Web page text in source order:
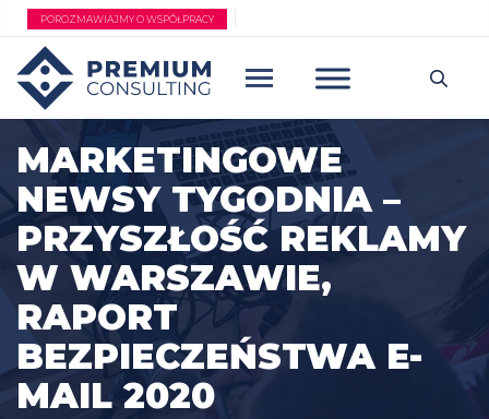
Przejdź
treści
POROZMAWIAJMY O WSPÓŁPRACY
MARKETINGOWE
NEWSY TYGODNIA –
PRZYSZŁOŚĆ REKLAMY
W WARSZAWIE,
RAPORT
BEZPIECZEŃSTWA E-
MAIL 2020